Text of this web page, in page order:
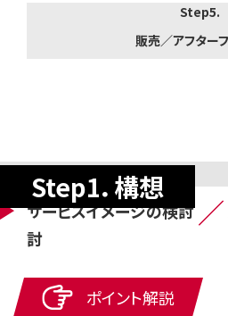
Step5.
販売／アフター
Step1．構想
サービスイメージの検討 ／
討
ポイント解説